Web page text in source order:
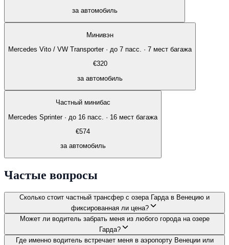
за автомобиль
Минивэн
Mercedes Vito / VW Transporter· до 7 пасс. · 7 мест багажа
€320
за автомобиль
Частный минибас
Mercedes Sprinter· до 16 пасс. · 16 мест багажа
€574
за автомобиль
Частые вопросы
Сколько стоит частный трансфер с озера Гарда в Венецию и
фиксированная ли цена?
Может ли водитель забрать меня из любого города на озере
Гарда?
Где именно водитель встречает меня в аэропорту Венеции или